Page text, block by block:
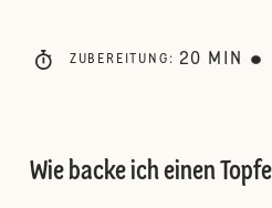
ZUBEREITUNG : 20 MIN
Wie backe ich einen